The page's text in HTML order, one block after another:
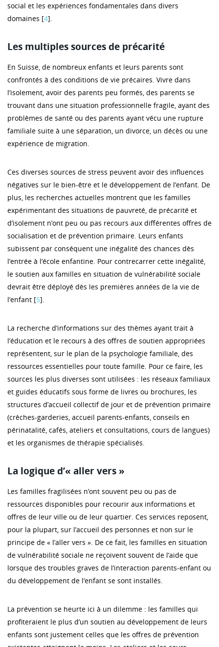
social et les expériences fondamentales dans divers
domaines [4].
Les multiples sources de précarité
En Suisse, de nombreux enfants et leurs parents sont
confrontés à des conditions de vie précaires. Vivre dans
l’isolement, avoir des parents peu formés, des parents se
trouvant dans une situation professionnelle fragile, ayant des
problèmes de santé ou des parents ayant vécu une rupture
familiale suite à une séparation, un divorce, un décès ou une
expérience de migration.
Ces diverses sources de stress peuvent avoir des influences
négatives sur le bien-être et le développement de l’enfant. De
plus, les recherches actuelles montrent que les familles
expérimentant des situations de pauvreté, de précarité et
d’isolement n’ont peu ou pas recours aux différentes offres de
socialisation et de prévention primaire. Leurs enfants
subissent par conséquent une inégalité des chances dès
l’entrée à l’école enfantine. Pour contrecarrer cette inégalité,
le soutien aux familles en situation de vulnérabilité sociale
devrait être déployé dès les premières années de la vie de
l’enfant [5].
La recherche d’informations sur des thèmes ayant trait à
l’éducation et le recours à des offres de soutien appropriées
représentent, sur le plan de la psychologie familiale, des
ressources essentielles pour toute famille. Pour ce faire, les
sources les plus diverses sont utilisées : les réseaux familiaux
et guides éducatifs sous forme de livres ou brochures, les
structures d’accueil collectif de jour et de prévention primaire
(crèches-garderies, accueil parents-enfants, conseils en
périnatalité, cafés, ateliers et consultations, cours de langues)
et les organismes de thérapie spécialisés.
La logique d’« aller vers »
Les familles fragilisées n’ont souvent peu ou pas de
ressources disponibles pour recourir aux informations et
offres de leur ville ou de leur quartier. Ces services reposent,
pour la plupart, sur l’accueil des personnes et non sur le
principe de « l’aller vers ». De ce fait, les familles en situation
de vulnérabilité sociale ne reçoivent souvent de l’aide que
lorsque des troubles graves de l’interaction parents-enfant ou
du développement de l’enfant se sont installés.
La prévention se heurte ici à un dilemme : les familles qui
profiteraient le plus d’un soutien au développement de leurs
enfants sont justement celles que les offres de prévention